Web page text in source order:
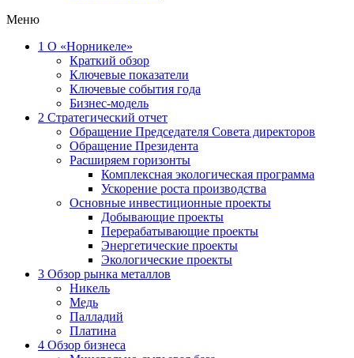
Меню
1 О «Норникеле»
Краткий обзор
Ключевые показатели
Ключевые события года
Бизнес-модель
2 Стратегический отчет
Обращение Председателя Совета директоров
Обращение Президента
Расширяем горизонты
Комплексная экологическая программа
Ускорение роста производства
Основные инвестиционные проекты
Добывающие проекты
Перерабатывающие проекты
Энергетические проекты
Экологические проекты
3 Обзор рынка металлов
Никель
Медь
Палладий
Платина
4 Обзор бизнеса